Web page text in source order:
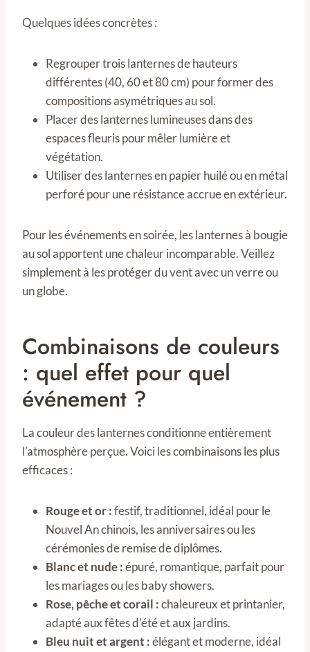
Quelques idées concrètes :
Regrouper trois lanternes de hauteurs
différentes (40, 60 et 80 cm) pour former des
compositions asymétriques au sol.
Placer des lanternes lumineuses dans des
espaces fleuris pour mêler lumière et
végétation.
Utiliser des lanternes en papier huilé ou en métal
perforé pour une résistance accrue en extérieur.
Pour les événements en soirée, les lanternes à bougie
au sol apportent une chaleur incomparable. Veillez
simplement à les protéger du vent avec un verre ou
un globe.
Combinaisons de couleurs
: quel effet pour quel
événement ?
La couleur des lanternes conditionne entièrement
l’atmosphère perçue. Voici les combinaisons les plus
efficaces :
Rouge et or :festif, traditionnel, idéal pour le
Nouvel An chinois, les anniversaires ou les
cérémonies de remise de diplômes.
Blanc et nude :épuré, romantique, parfait pour
les mariages ou les baby showers.
Rose, pêche et corail :chaleureux et printanier,
adapté aux fêtes d’été et aux jardins.
Bleu nuit et argent :élégant et moderne, idéal